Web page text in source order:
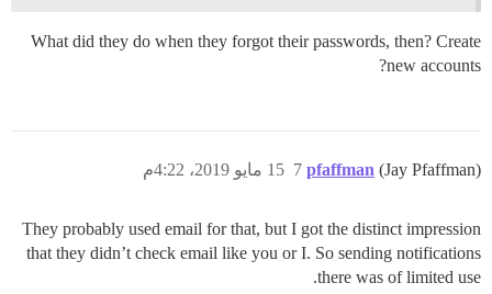
What did they do when they forgot their passwords, then? Create
new accounts?
pfaffman (Jay Pfaffman) 15 مايو 2019، 4:22م 7
They probably used email for that, but I got the distinct impression
that they didn’t check email like you or I. So sending notifications
there was of limited use.